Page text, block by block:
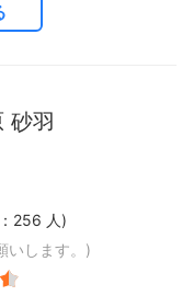
砂羽
256 人)
いします。)